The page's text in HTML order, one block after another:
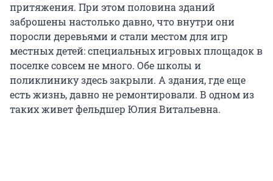
притяжения. При этом половина зданий
заброшены настолько давно, что внутри они
поросли деревьями и стали местом для игр
местных детей: специальных игровых площадок в
поселке совсем не много. Обе школы и
поликлинику здесь закрыли. А здания, где еще
есть жизнь, давно не ремонтировали. В одном из
таких живет фельдшер Юлия Витальевна.